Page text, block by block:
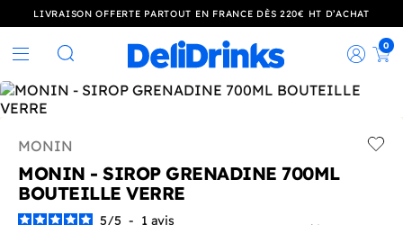
LIVRAISON OFFERTE PARTOUT EN FRANCE DÈS 220€ HT D’ACHAT
Rechercher
0
MONIN
MONIN - SIROP GRENADINE 700ML
BOUTEILLE VERRE
5/5 - 1 avis